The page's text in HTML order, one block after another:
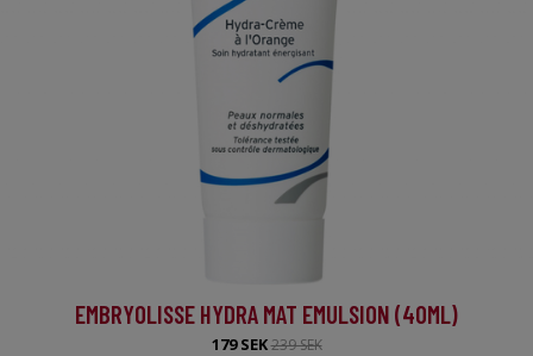
EMBRYOLISSE HYDRA MAT EMULSION (40ML)
179 SEK239 SEK